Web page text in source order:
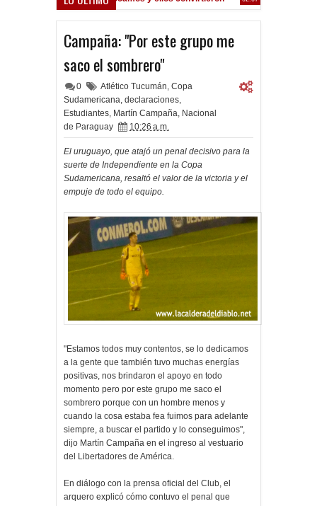
Campaña: "Por este grupo me
saco el sombrero"
0 Atlético Tucumán, Copa
Sudamericana, declaraciones,
Estudiantes, Martín Campaña, Nacional
de Paraguay
10:26 a.m.
El uruguayo, que atajó un penal decisivo para la
suerte de Independiente en la Copa
Sudamericana, resaltó el valor de la victoria y el
empuje de todo el equipo.
"Estamos todos muy contentos, se lo dedicamos
a la gente que también tuvo muchas energías
positivas, nos brindaron el apoyo en todo
momento pero por este grupo me saco el
sombrero porque con un hombre menos y
cuando la cosa estaba fea fuimos para adelante
siempre, a buscar el partido y lo conseguimos",
dijo Martín Campaña en el ingreso al vestuario
del Libertadores de América.
En diálogo con la prensa oficial del Club, el
arquero explicó cómo contuvo el penal que